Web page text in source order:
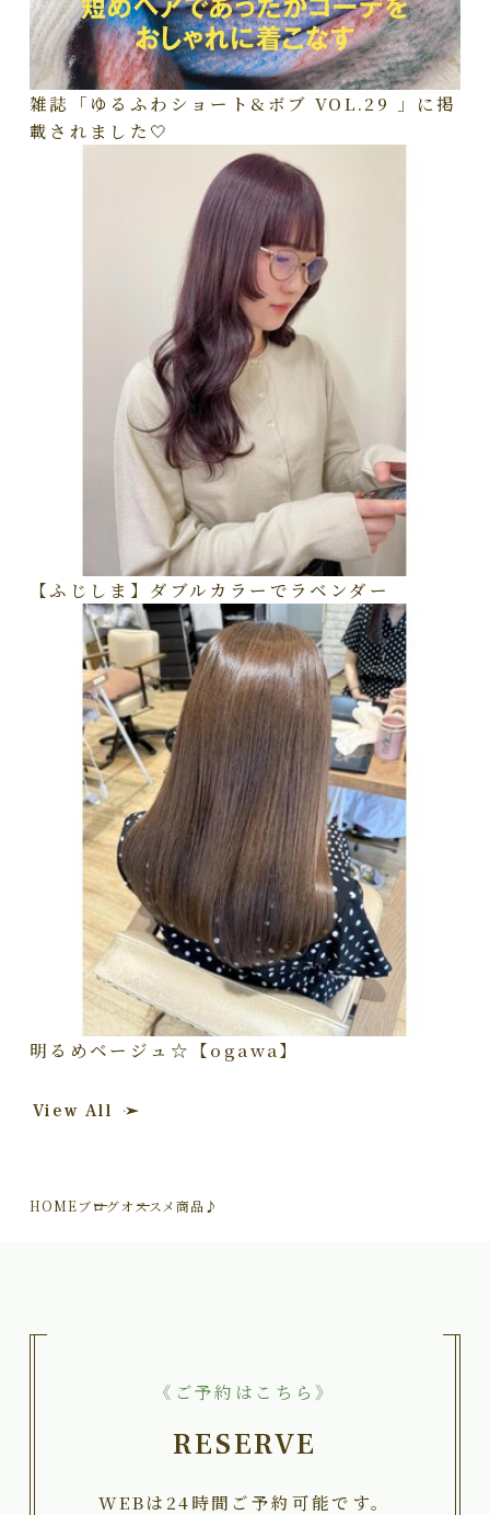
雑誌「ゆるふわショート&ボブ VOL.29 」に掲
載されました🤍
【ふじしま】ダブルカラーでラベンダー
明るめベージュ☆【ogawa】
View All
HOMEブログオススメ商品♪
《ご予約はこちら》
RESERVE
WEBは24時間ご予約可能です。